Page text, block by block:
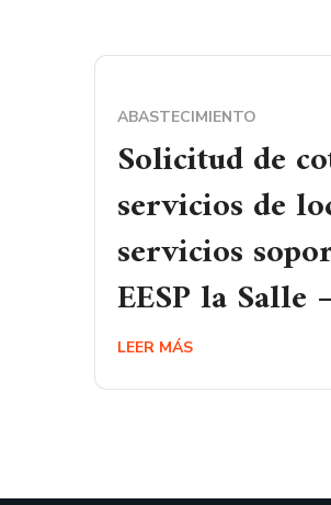
ABASTECIMIENTO
Solicitud de
servicios de
servicios
EESP la Salle
LEER MÁS